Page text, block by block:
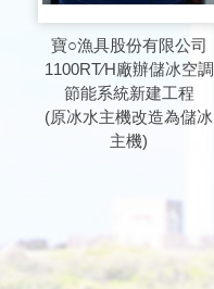
寶○漁具股份有限公司
1100RT∕H廠辦儲冰空調
節能系統新建工程
(原冰水主機改造為儲冰
主機)